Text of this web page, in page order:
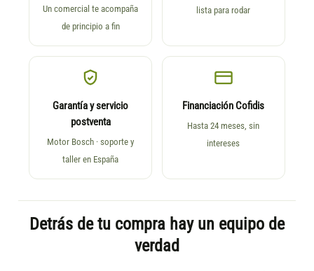
Un comercial te acompaña
de principio a fin
lista para rodar
Garantía y servicio
postventa
Motor Bosch · soporte y
taller en España
Financiación Cofidis
Hasta 24 meses, sin
intereses
Detrás de tu compra hay un equipo de
verdad